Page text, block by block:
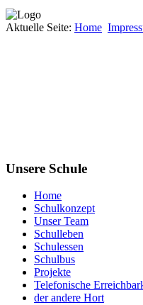
Aktuelle Seite: Home
Unsere Schule
Home
Schulkonzept
Unser Team
Schulleben
Schulessen
Schulbus
Projekte
Telefonische
der andere Hort